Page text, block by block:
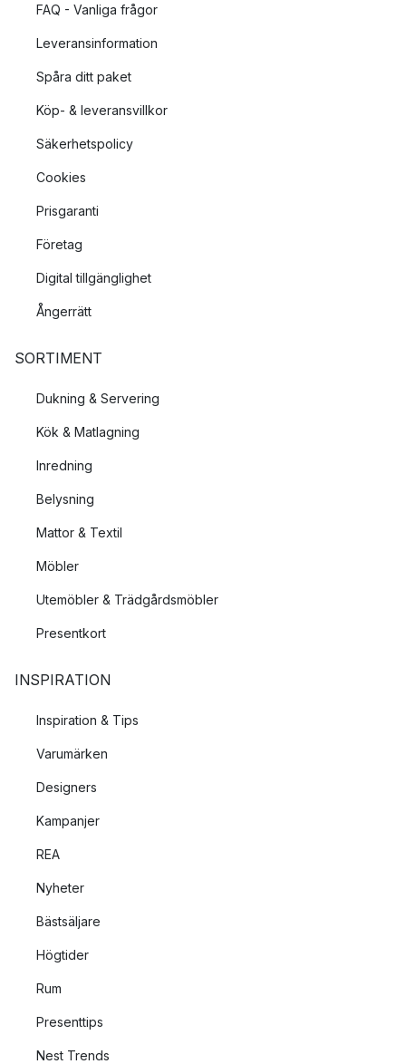
FAQ - Vanliga frågor
Leveransinformation
Spåra ditt paket
Köp- & leveransvillkor
Säkerhetspolicy
Cookies
Prisgaranti
Företag
Digital tillgänglighet
Ångerrätt
SORTIMENT
Dukning & Servering
Kök & Matlagning
Inredning
Belysning
Mattor & Textil
Möbler
Utemöbler & Trädgårdsmöbler
Presentkort
INSPIRATION
Inspiration & Tips
Varumärken
Designers
Kampanjer
REA
Nyheter
Bästsäljare
Högtider
Rum
Presenttips
Nest Trends